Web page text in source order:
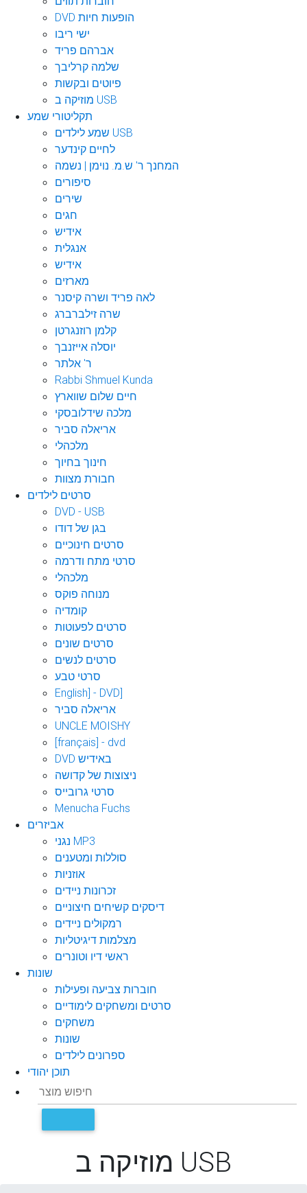
DVD הופעות חיות
ישי ריבו
אברהם פריד
שלמה קרליבך
פיוטים ובקשות
מוזיקה ב USB
תקליטורי שמע
שמע לילדים USB
לחיים קינדער
המחנך ר' ש.מ. נוימן | נשמה
סיפורים
שירים
חגים
אידיש
אנגלית
אידיש
מארזים
לאה פריד ושרה קיסנר
שרה זילברברג
קלמן רוזנגרטן
יוסלה אייזנבך
ר' אלתר
Rabbi Shmuel Kunda
חיים שלום שווארץ
מלכה שידלובסקי
אריאלה סביר
מלכהלי
חינוך בחיוך
חבורת מצוות
סרטים לילדים
DVD - USB
בגן של דודו
סרטים חינוכיים
סרטי מתח ודרמה
מלכהלי
מנוחה פוקס
קומדיה
סרטים לפעוטות
סרטים שונים
סרטים לנשים
סרטי טבע
English] - DVD]
אריאלה סביר
UNCLE MOISHY
[français] - dvd
DVD באידיש
ניצוצות של קדושה
סרטי גרובייס
Menucha Fuchs
אביזרים
נגני MP3
סוללות ומטענים
אוזניות
זכרונות ניידים
דיסקים קשיחים חיצוניים
רמקולים ניידים
מצלמות דיגיטליות
ראשי דיו וטונרים
שונות
חוברות צביעה ופעילות
סרטים ומשחקים לימודיים
משחקים
שונות
ספרונים לילדים
תוכן יהודי
מוזיקה ב USB